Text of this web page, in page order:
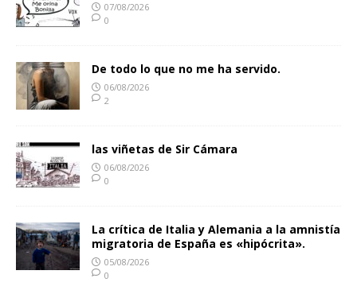
07/08/2026
0
De todo lo que no me ha servido.
06/08/2026
2
las viñetas de Sir Cámara
06/08/2026
0
La crítica de Italia y Alemania a la amnistía
migratoria de España es «hipócrita».
05/08/2026
0